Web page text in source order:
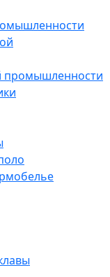
промышленности